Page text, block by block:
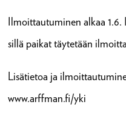
Ilmoittautuminen alkaa
sillä paikat täytetään
Lisätietoa ja
www.arffman.fi/yki